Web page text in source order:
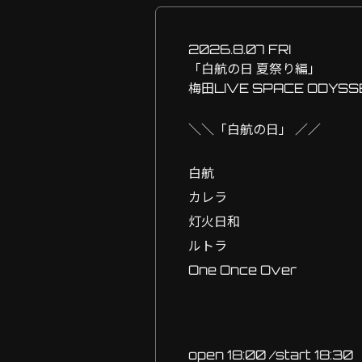
2026.8.07 FRI
「白航の日 夏祭り編」
梅田LIVE SPACE
＼＼「白航の日」 ／／
白航
カレラ
灯火日和
ルトラ
One Once Over
open 18:00 /start 18:30